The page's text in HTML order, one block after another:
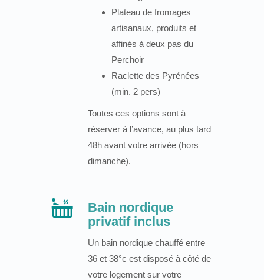
Plateau de fromages
artisanaux, produits et
affinés à deux pas du
Perchoir
Raclette des Pyrénées
(min. 2 pers)
Toutes ces options sont à
réserver à l’avance, au plus tard
48h avant votre arrivée (hors
dimanche).
Bain nordique
privatif inclus
Un bain nordique chauffé entre
36 et 38°c est disposé à côté de
votre logement sur votre